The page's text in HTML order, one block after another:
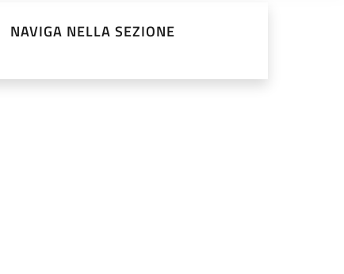
NAVIGA NELLA SEZIONE